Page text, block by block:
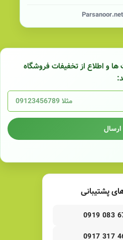
Parsanoor.net
و اطلاع از تخفیفات فروشگاه
ارسال
پشتیبانی
0919 083
0917 317